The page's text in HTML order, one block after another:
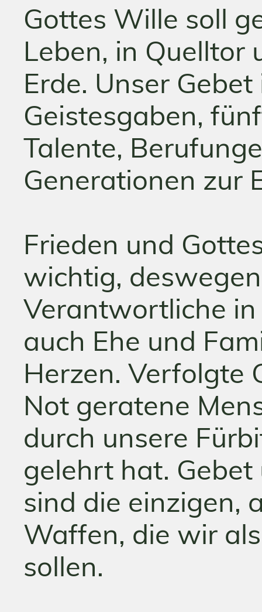
Gottes Wille soll
Leben, in Quelltor
Erde. Unser
Geistesgaben,
Talente,
Generationen zur
Frieden und
wichtig,
Verantwortliche
auch Ehe und
Herzen. Verfolgte
Not geratene
durch unsere
gelehrt hat.
sind die einzigen,
Waffen, die wir
sollen.